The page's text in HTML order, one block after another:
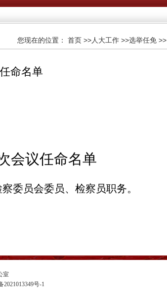
您现在的位置： 首页>>人大工作>>选举任免>>
命名单
会议任命名单
委员会委员、检察员职务。
室
2021013349号-1